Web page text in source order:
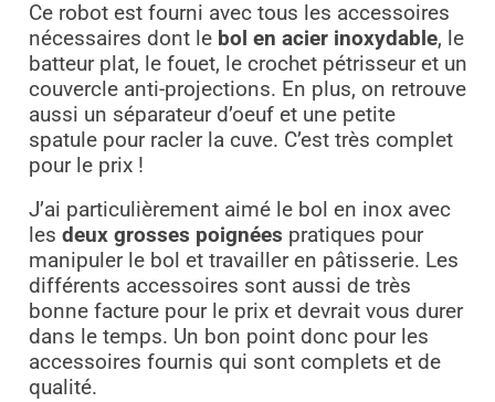
Ce robot est fourni avec tous les accessoires
nécessaires dont le bol en acier inoxydable, le
batteur plat, le fouet, le crochet pétrisseur et un
couvercle anti-projections. En plus, on retrouve
aussi un séparateur d’oeuf et une petite
spatule pour racler la cuve. C’est très complet
pour le prix !
J’ai particulièrement aimé le bol en inox avec
les deux grosses poignées pratiques pour
manipuler le bol et travailler en pâtisserie. Les
différents accessoires sont aussi de très
bonne facture pour le prix et devrait vous durer
dans le temps. Un bon point donc pour les
accessoires fournis qui sont complets et de
qualité.